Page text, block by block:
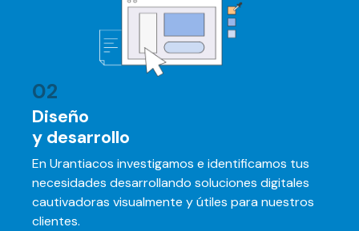
02
Diseño
y desarrollo
En Urantiacos investigamos e identificamos tus
necesidades desarrollando soluciones digitales
cautivadoras visualmente y útiles para nuestros
clientes.